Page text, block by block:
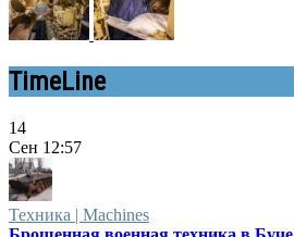
TimeLine
14
Сен 12:57
Техника | Machines